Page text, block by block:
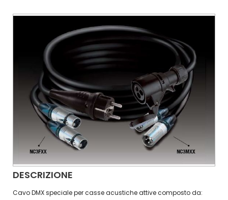
DESCRIZIONE
Cavo DMX speciale per casse acustiche attive composto da: